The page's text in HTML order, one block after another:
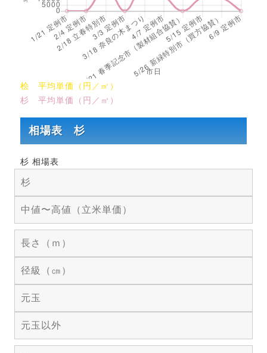
桧 平均単価（円／㎥）
杉 平均単価（円／㎥）
相場表 杉
杉 相場表
杉
中値〜高値（立米単価）
長さ（ｍ）
径級（㎝）
元玉
元玉以外